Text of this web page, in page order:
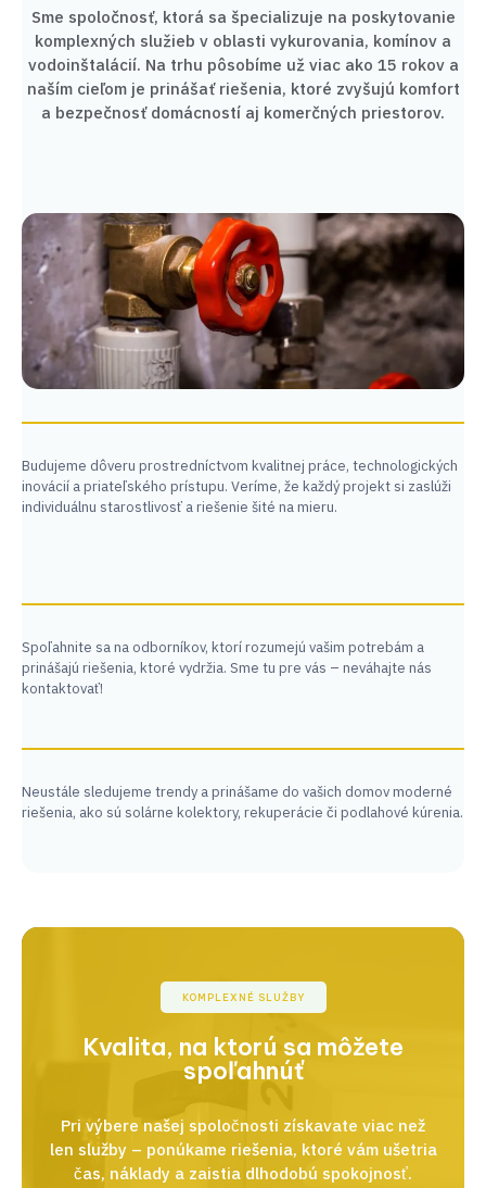
Sme spoločnosť, ktorá sa špecializuje na poskytovanie
komplexných služieb v oblasti vykurovania, komínov a
vodoinštalácií. Na trhu pôsobíme už viac ako 15 rokov a
naším cieľom je prinášať riešenia, ktoré zvyšujú komfort
a bezpečnosť domácností aj komerčných priestorov.
Budujeme dôveru prostredníctvom kvalitnej práce, technologických
inovácií a priateľského prístupu. Veríme, že každý projekt si zaslúži
individuálnu starostlivosť a riešenie šité na mieru.
Spoľahnite sa na odborníkov, ktorí rozumejú vašim potrebám a
prinášajú riešenia, ktoré vydržia. Sme tu pre vás – neváhajte nás
kontaktovať!
Neustále sledujeme trendy a prinášame do vašich domov moderné
riešenia, ako sú solárne kolektory, rekuperácie či podlahové kúrenia.
KOMPLEXNÉ SLUŽBY
Kvalita, na ktorú sa môžete
spoľahnúť
Pri výbere našej spoločnosti získavate viac než
len služby – ponúkame riešenia, ktoré vám ušetria
čas, náklady a zaistia dlhodobú spokojnosť.